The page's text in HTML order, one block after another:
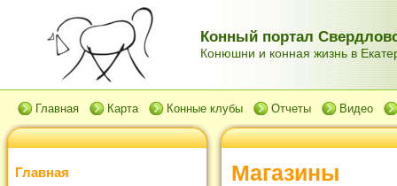
Конный портал
Конюшни и конная жизнь в
Главная Карта Конные клубы Отчеты Видео
Главная Магазины